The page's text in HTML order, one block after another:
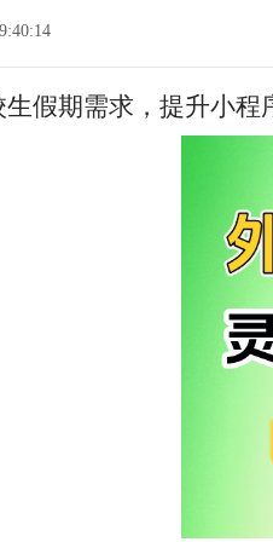
假期需求，提升小程